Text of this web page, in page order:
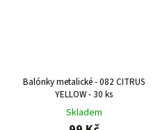
Balónky metalické - 082 CITRUS
YELLOW - 30 ks
Skladem